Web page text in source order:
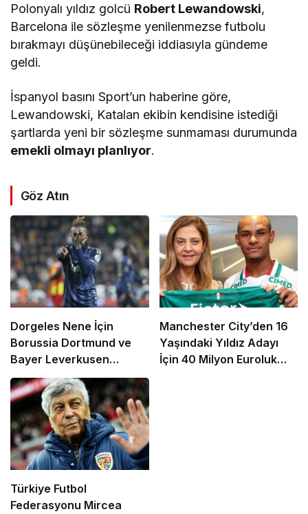
Polonyalı yıldız golcü Robert Lewandowski,
Barcelona ile sözleşme yenilenmezse futbolu
bırakmayı düşünebileceği iddiasıyla gündeme
geldi.
İspanyol basını Sport’un haberine göre,
Lewandowski, Katalan ekibin kendisine istediği
şartlarda yeni bir sözleşme sunmaması durumunda
emekli olmayı planlıyor.
Göz Atın
Dorgeles Nene İçin
Borussia Dortmund ve
Bayer Leverkusen
Devreye Girdi
Manchester City’den 16
Yaşındaki Yıldız Adayı
İçin 40 Milyon Euroluk
Türkiye Futbol
Federasyonu Mircea